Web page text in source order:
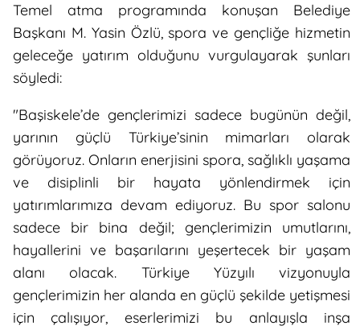
Temel atma programında konuşan Belediye
Başkanı M. Yasin Özlü, spora ve gençliğe hizmetin
geleceğe yatırım olduğunu vurgulayarak şunları
söyledi:
"Başiskele’de gençlerimizi sadece bugünün değil,
yarının güçlü Türkiye’sinin mimarları olarak
görüyoruz. Onların enerjisini spora, sağlıklı yaşama
ve disiplinli bir hayata yönlendirmek için
yatırımlarımıza devam ediyoruz. Bu spor salonu
sadece bir bina değil; gençlerimizin umutlarını,
hayallerini ve başarılarını yeşertecek bir yaşam
alanı olacak. Türkiye Yüzyılı vizyonuyla
gençlerimizin her alanda en güçlü şekilde yetişmesi
için çalışıyor, eserlerimizi bu anlayışla inşa